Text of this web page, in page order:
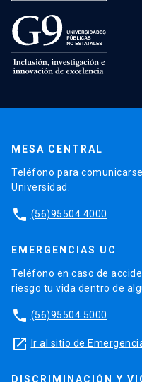
MESA CENTRAL
Teléfono para
Universidad.
phone (56)95504 4000
EMERGENCIAS UC
Teléfono en caso de
riesgo tu vida dentro de
phone (56)95504 5000
launch Ir al sitio de
DISCRIMINACIÓN Y